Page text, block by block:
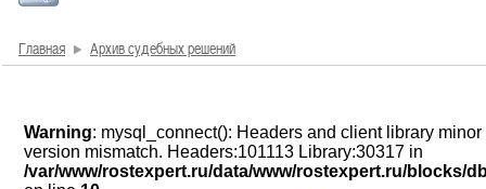
Главная Архив судебных решений
Warning: mysql_connect(): Headers and client library minor
version mismatch. Headers:101113 Library:30317 in
/var/www/rostexpert.ru/data/www/rostexpert.ru/blocks/